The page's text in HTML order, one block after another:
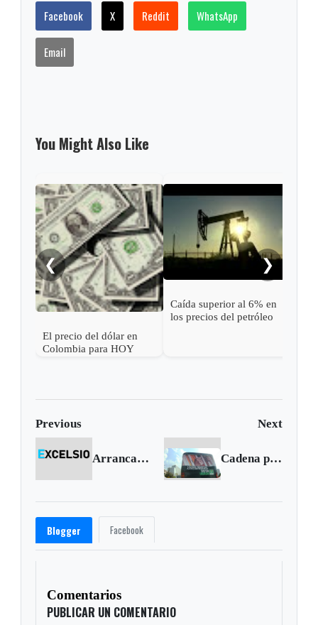
Facebook X Reddit WhatsApp
Email
You Might Also Like
❮
El precio del dólar en
Colombia para HOY
Caída superior al 6% en
los precios del petróleo
❯
Previous Next
Arrancaron los zonales del concurso de bandas musicales Cadena perpetua a secuestradores
Blogger Facebook
Comentarios
PUBLICAR UN COMENTARIO